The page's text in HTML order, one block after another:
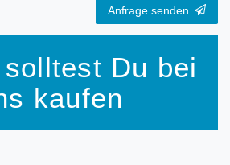
Anfrage senden
Du bei
kaufen